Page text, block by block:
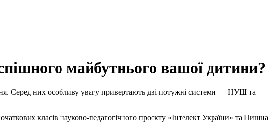
майбутнього вашої дитини?
Серед них особливу увагу привертають дві потужні системи — НУШ та
класів науково-педагогічного проєкту «Інтелект України» та Пишна